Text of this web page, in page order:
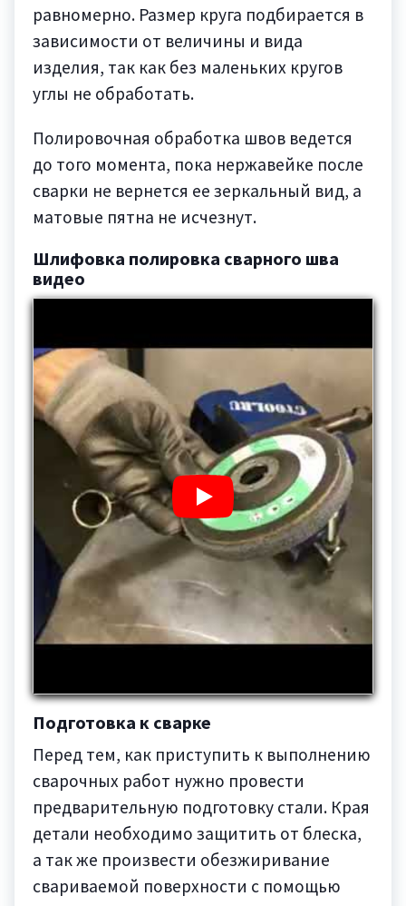
равномерно. Размер круга подбирается в
зависимости от величины и вида
изделия, так как без маленьких кругов
углы не обработать.
Полировочная обработка швов ведется
до того момента, пока нержавейке после
сварки не вернется ее зеркальный вид, а
матовые пятна не исчезнут.
Шлифовка полировка сварного шва
видео
Подготовка к сварке
Перед тем, как приступить к выполнению
сварочных работ нужно провести
предварительную подготовку стали. Края
детали необходимо защитить от блеска,
а так же произвести обезжиривание
свариваемой поверхности с помощью